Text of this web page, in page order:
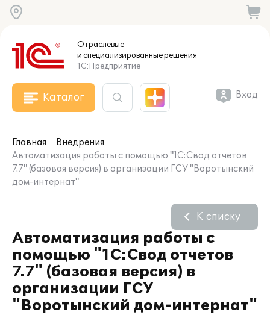
Отраслевые
и специализированныерешения
1С:Предприятие
Каталог Вход
Главная
Внедрения
Автоматизация работы с помощью "1С:Свод отчетов
7.7" (базовая версия) в организации ГСУ "Воротынский
дом-интернат"
Автоматизация работы с
помощью "1С:Свод отчетов
7.7" (базовая версия) в
организации ГСУ
"Воротынский дом-интернат"
К списку